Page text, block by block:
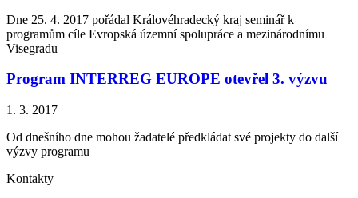
Dne 25. 4. 2017 pořádal Královéhradecký kraj seminář k
programům cíle Evropská územní spolupráce a mezinárodnímu
Visegradu
Program INTERREG EUROPE otevřel 3. výzvu
1. 3. 2017
Od dnešního dne mohou žadatelé předkládat své projekty do další
výzvy programu
Kontakty